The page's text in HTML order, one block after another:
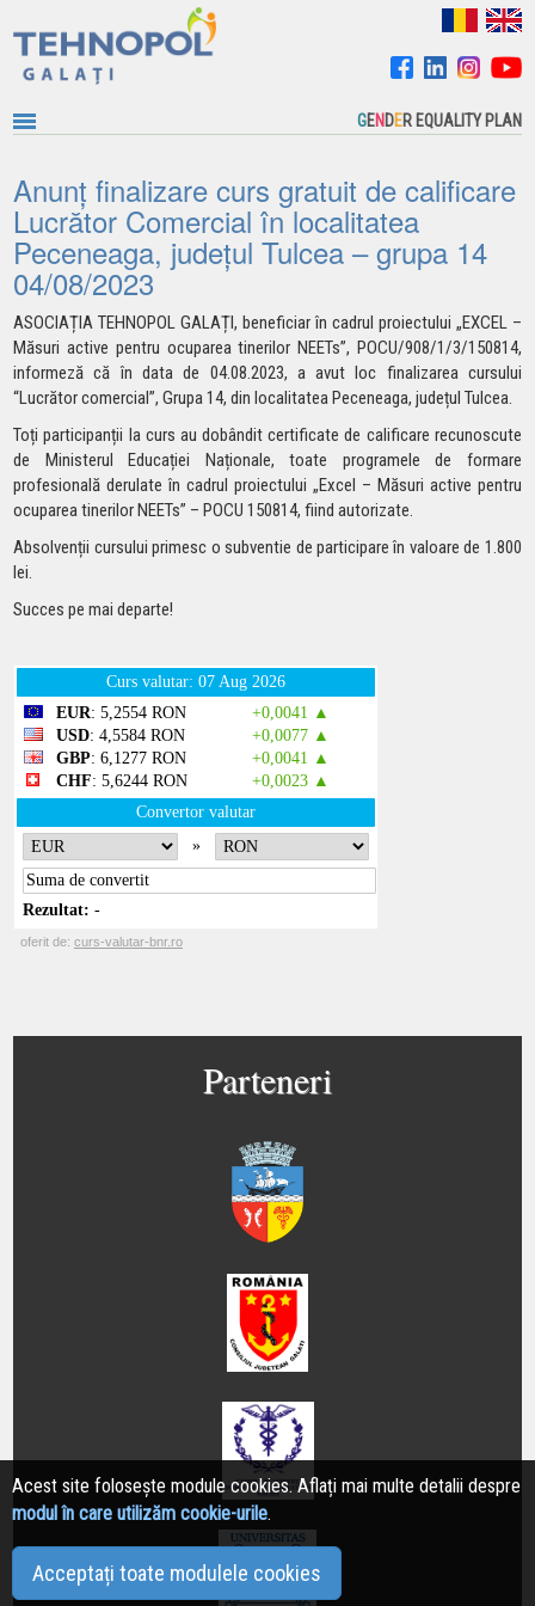
GEN DER EQUALITY PLAN
Anunț finalizare curs gratuit de calificare
Lucrător Comercial în localitatea
Peceneaga, județul Tulcea – grupa 14
04/08/2023
ASOCIAȚIA TEHNOPOL GALAȚI, beneficiar în cadrul proiectului „EXCEL –
Măsuri active pentru ocuparea tinerilor NEETs”, POCU/908/1/3/150814,
informeză că în data de 04.08.2023, a avut loc finalizarea cursului
“Lucrător comercial”, Grupa 14, din localitatea Peceneaga, județul Tulcea.
Toți participanții la curs au dobândit certificate de calificare recunoscute
de Ministerul Educației Naționale, toate programele de formare
profesională derulate în cadrul proiectului „Excel – Măsuri active pentru
ocuparea tinerilor NEETs” – POCU 150814, fiind autorizate.
Absolvenții cursului primesc o subventie de participare în valoare de 1.800
lei.
Succes pe mai departe!
Parteneri
Acest site folosește module cookies. Aflați mai multe detalii despre
modul în care utilizăm cookie-urile.
Acceptați toate modulele cookies